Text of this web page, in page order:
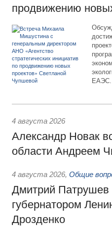
продвижению
ЕАЭС.
4 августа 2026
Александр Новак
области Андреем
4 августа 2026, Общие
Дмитрий Патрушев
губернатором
Дрозденко